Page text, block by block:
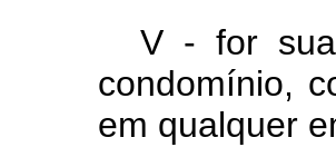
V - for
condomínio,
em qualquer